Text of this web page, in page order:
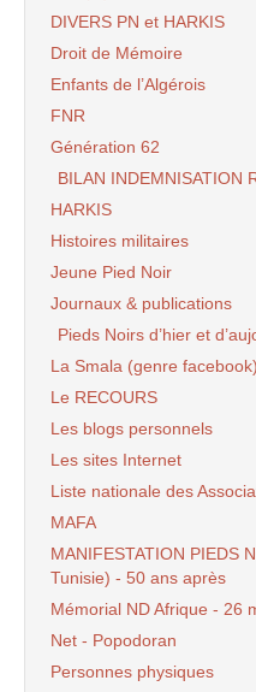
DIVERS PN et HARKIS
Droit de Mémoire
Enfants de l’Algérois
FNR
Génération 62
BILAN INDEMNISATION
HARKIS
Histoires militaires
Jeune Pied Noir
Journaux & publications
Pieds Noirs d’hier et
La Smala (genre facebook)
Le RECOURS
Les blogs personnels
Les sites Internet
Liste nationale des
MAFA
MANIFESTATION PIEDS
Tunisie) - 50 ans après
Mémorial ND Afrique - 26
Net - Popodoran
Personnes physiques